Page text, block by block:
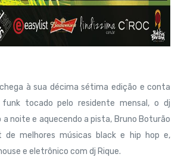
à sua décima sétima edição e conta
tocado pelo residente mensal, o dj
a noite e aquecendo a pista, Bruno Boturão
melhores músicas black e hip hop e,
e eletrônico com dj Rique.